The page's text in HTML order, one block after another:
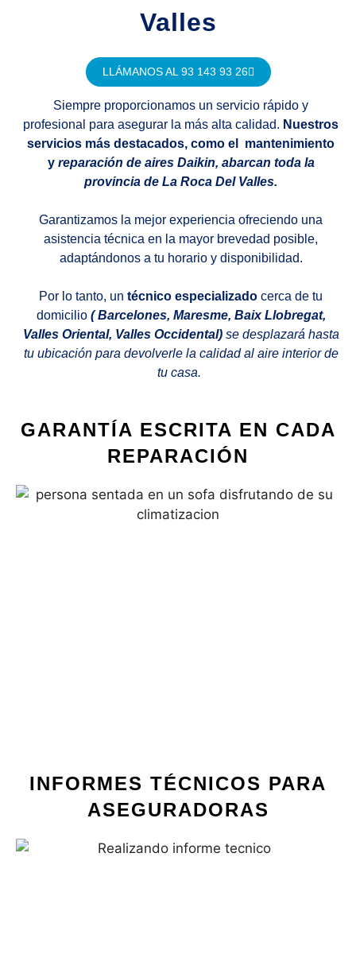
Valles
LLÁMANOS AL 93 143 93 26
Siempre proporcionamos un servicio rápido y
profesional para asegurar la más alta calidad. Nuestros
servicios más destacados, como el mantenimiento
y reparación de aires Daikin, abarcan toda la
provincia de La Roca Del Valles.
Garantizamos la mejor experiencia ofreciendo una
asistencia técnica en la mayor brevedad posible,
adaptándonos a tu horario y disponibilidad.
Por lo tanto, un técnico especializado cerca de tu
domicilio ( Barcelones, Maresme, Baix Llobregat,
Valles Oriental, Valles Occidental) se desplazará hasta
tu ubicación para devolverle la calidad al aire interior de
tu casa.
GARANTÍA ESCRITA EN CADA
REPARACIÓN
INFORMES TÉCNICOS PARA
ASEGURADORAS